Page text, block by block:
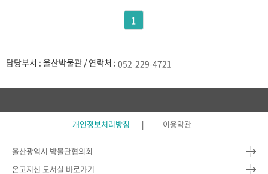
1
담당부서 : 울산박물관 / 연락처 : 052-229-4721
개인정보처리방침 이용약관
울산광역시 박물관협의회
온고지신 도서실 바로가기